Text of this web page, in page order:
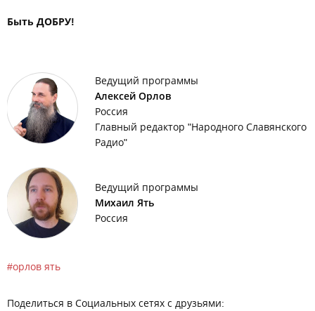
Быть ДОБРУ!
Ведущий программы
Алексей Орлов
Россия
Главный редактор "Народного Славянского
Радио"
Ведущий программы
Михаил Ять
Россия
орлов ять
Поделиться в Социальных сетях с друзьями: